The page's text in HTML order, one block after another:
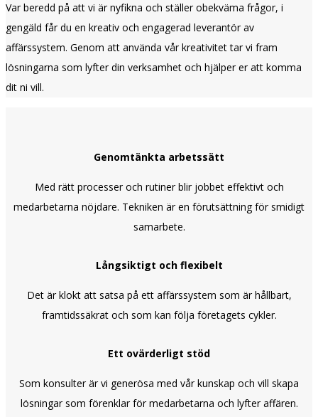
Var beredd på att vi är nyfikna och ställer obekväma frågor, i
gengäld får du en kreativ och engagerad leverantör av
affärssystem. Genom att använda vår kreativitet tar vi fram
lösningarna som lyfter din verksamhet och hjälper er att komma
dit ni vill.
Genomtänkta arbetssätt
Med rätt processer och rutiner blir jobbet effektivt och
medarbetarna nöjdare. Tekniken är en förutsättning för smidigt
samarbete.
Långsiktigt och flexibelt
Det är klokt att satsa på ett affärssystem som är hållbart,
framtidssäkrat och som kan följa företagets cykler.
Ett ovärderligt stöd
Som konsulter är vi generösa med vår kunskap och vill skapa
lösningar som förenklar för medarbetarna och lyfter affären.